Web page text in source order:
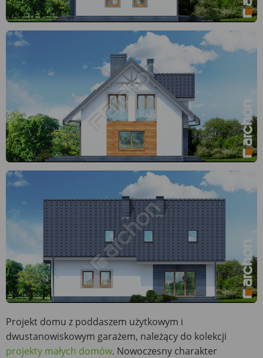
Projekt domu z poddaszem użytkowym i
dwustanowiskowym garażem, należący do kolekcji
projekty małych domów. Nowoczesny charakter